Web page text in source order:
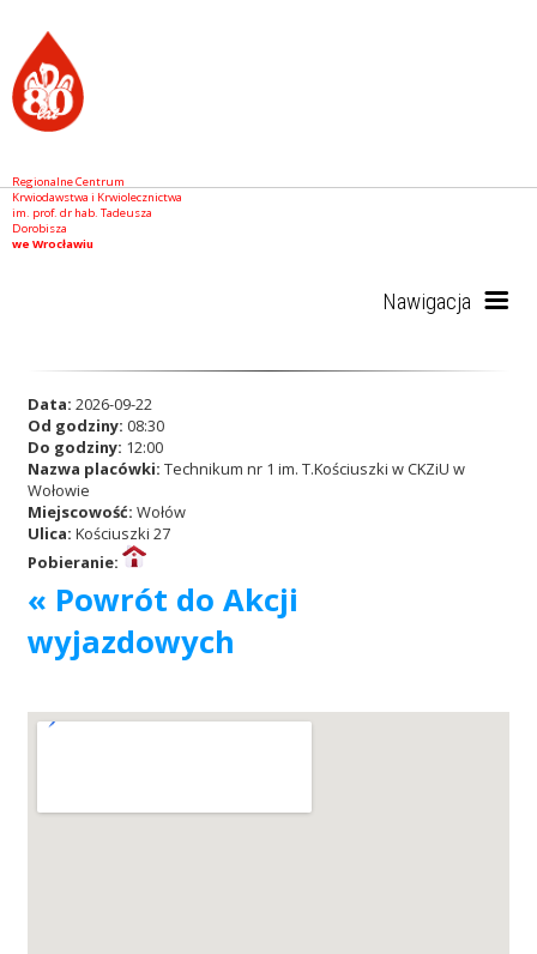
Regionalne Centrum
Krwiodawstwa i Krwiolecznictwa
im. prof. dr hab. Tadeusza
Dorobisza
we Wrocławiu
Nawigacja
RCKiK
Akcje wyjazdowe
Data: 2026-09-22
Od godziny: 08:30
Do godziny: 12:00
Nazwa placówki: Technikum nr 1 im. T.Kościuszki w CKZiU w
Wołowie
Miejscowość: Wołów
Ulica: Kościuszki 27
Pobieranie:
« Powrót do Akcji
wyjazdowych